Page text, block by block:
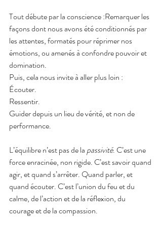
Tout débute par la conscience :Remarquer les
façons dont nous avons été conditionnés par
les attentes, formatés pour réprimer nos
émotions, ou amenés à confondre pouvoir et
domination.
Puis, cela nous invite à aller plus loin :
Écouter.
Ressentir.
Guider depuis un lieu de vérité, et non de
performance.
L’équilibre n’est pas de la passivité. C’est une
force enracinée, non rigide. C’est savoir quand
agir, et quand s’arrêter. Quand parler, et
quand écouter. C’est l’union du feu et du
calme, de l’action et de la réflexion, du
courage et de la compassion.